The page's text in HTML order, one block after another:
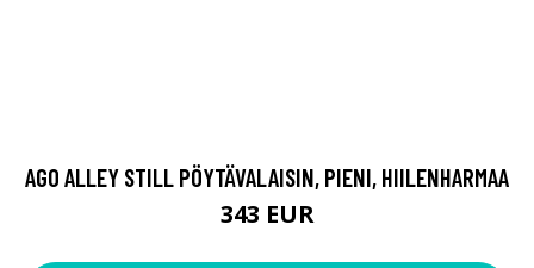
AGO ALLEY STILL PÖYTÄVALAISIN, PIENI, HIILENHARMAA
343 EUR